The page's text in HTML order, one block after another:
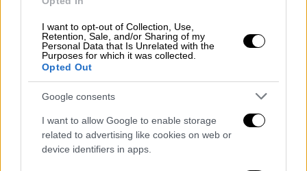
I want to opt-out of Collection, Use,
Retention, Sale, and/or Sharing of my
Personal Data that Is Unrelated with the
Purposes for which it was collected.
Opted Out
Google consents
I want to allow Google to enable storage
related to advertising like cookies on web or
device identifiers in apps.
παντρεύτηκε με την Αυστραλή ηθοποιό Leila
George το 2020. Τον Οκτώβριο του 2021, η
George υπέβαλε αίτηση διαζυγίου και η
διαδικασία οριστικοποιήθηκε τον Απρίλιο
του 2022. Είχε επίσης δεσμό με τη Charlize
Theron, τη Scarlett Johansson και την
ηθοποιό Olga Korotyayeva.